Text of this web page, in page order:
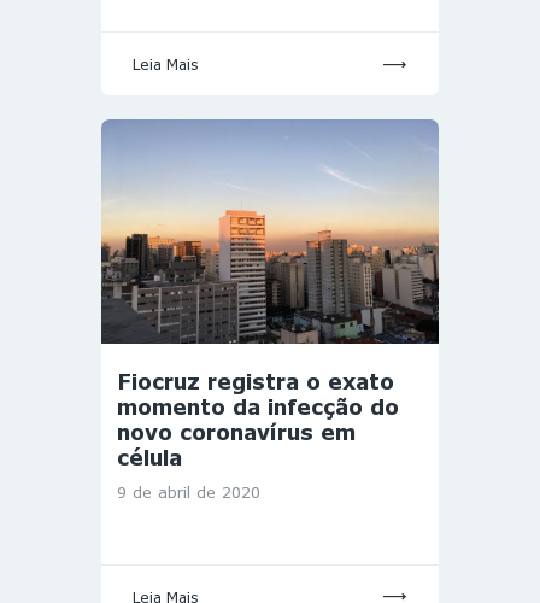
Leia Mais
Fiocruz registra o exato
momento da infecção do
novo coronavírus em
célula
9 de abril de 2020
Leia Mais